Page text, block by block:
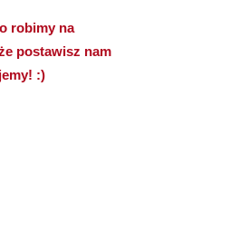
robimy na
postawisz nam
:)